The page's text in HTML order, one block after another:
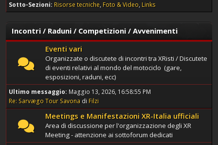
Sotto-Sezioni Risorse tecniche Foto & Video Links
Incontri / Raduni / Competizioni / Avvenimenti
Eventi vari
Organizzate o discutete di incontri tra XRisti / Discutete
di eventi relativi al mondo del motociclo (gare,
esposizioni, raduni, ecc)
Ultimo messaggio: Maggio 13, 2026, 16:58:55 PM
Re: Sarvægo Tour Savona di Filzi
Meetings e Manifestazioni XR-Italia ufficiali
Area di discussione per l'organizzazione degli XR
Meeting - attenzione ai sottoforum dedicati